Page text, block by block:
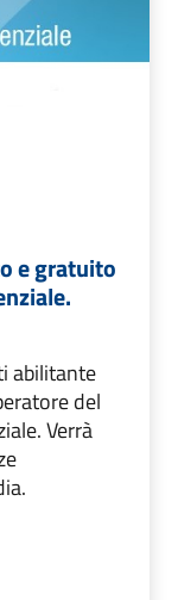
e gratuito
abilitante
del
Verrà